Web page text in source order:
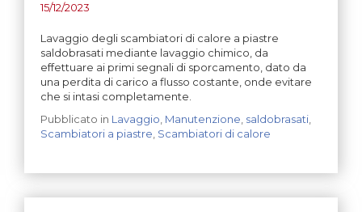
15/12/2023
Lavaggio degli scambiatori di calore a piastre
saldobrasati mediante lavaggio chimico, da
effettuare ai primi segnali di sporcamento, dato da
una perdita di carico a flusso costante, onde evitare
che si intasi completamente.
Pubblicato in Lavaggio Manutenzione saldobrasati
Scambiatori a piastre Scambiatori di calore